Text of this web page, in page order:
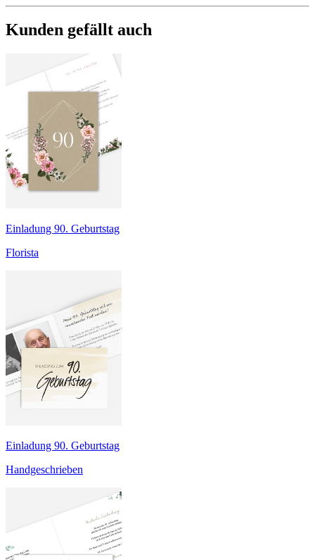
Kunden gefällt auch
Einladung 90. Geburtstag
Florista
Einladung 90. Geburtstag
Handgeschrieben